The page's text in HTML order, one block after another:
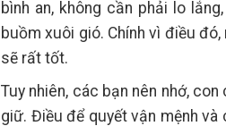
bình an, không cần phải lo
buồm xuôi gió. Chính vì điều
sẽ rất tốt.
Tuy nhiên, các bạn nên nhớ,
giữ. Điều để quyết vận mệnh